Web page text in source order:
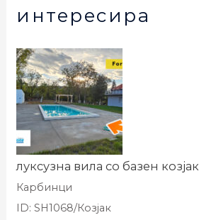
интересира
луксузна вила со базен козјак
Карбинци
ID: SH1068/Козјак